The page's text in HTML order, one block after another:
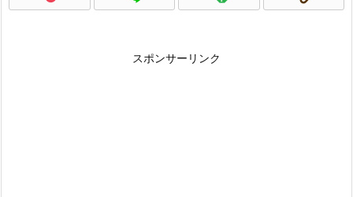
スポンサーリンク